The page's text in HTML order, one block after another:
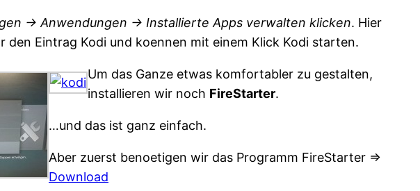
-> Anwendungen -> Installierte Apps verwalten klicken. Hier
den Eintrag Kodi und koennen mit einem Klick Kodi starten.
Um das Ganze etwas komfortabler zu gestalten,
installieren wir noch FireStarter.
…und das ist ganz einfach.
Aber zuerst benoetigen wir das Programm FireStarter =>
Download